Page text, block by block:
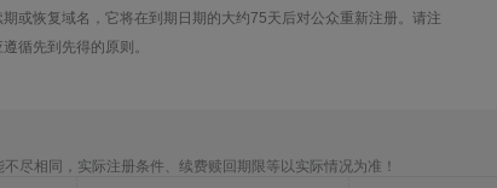
或恢复域名，它将在到期日期的大约75天后对公众重新注册。请注
循先到先得的原则。
尽相同，实际注册条件、续费赎回期限等以实际情况为准！